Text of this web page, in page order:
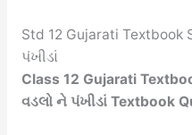
Std 12 Gujarati Textbook
પંખીડાં
Class 12 Gujarati
વડલો ને પંખીડાં Textbook